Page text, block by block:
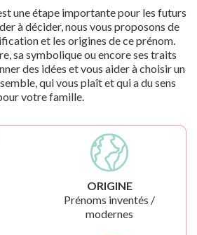
une étape importante pour les futurs
à décider, nous vous proposons de
et les origines de ce prénom.
sa symbolique ou encore ses traits
des idées et vous aider à choisir un
qui vous plaît et qui a du sens
votre famille.
ORIGINE
Prénoms inventés /
modernes